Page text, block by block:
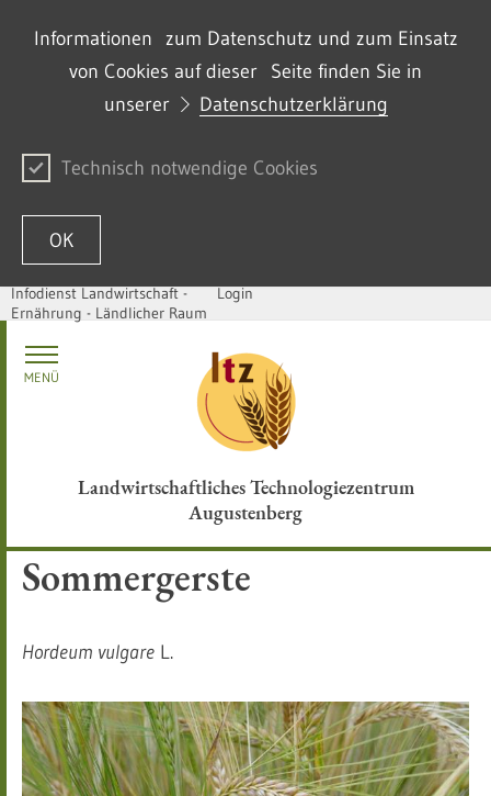
Informationen zum Datenschutz und zum Einsatz
von Cookies auf dieser Seite finden Sie in
unserer
Datenschutzerklärung
Technisch notwendige Cookies
OK
Zum Inhalt springen
Infodienst Landwirtschaft -
Ernährung - Ländlicher Raum
Login
Landwirtschaftliches Technologiezentrum
Augustenberg
MENÜ
Sommergerste
Hordeum vulgare L.